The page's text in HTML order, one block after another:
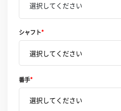
選択してください
シャフト*
番手*